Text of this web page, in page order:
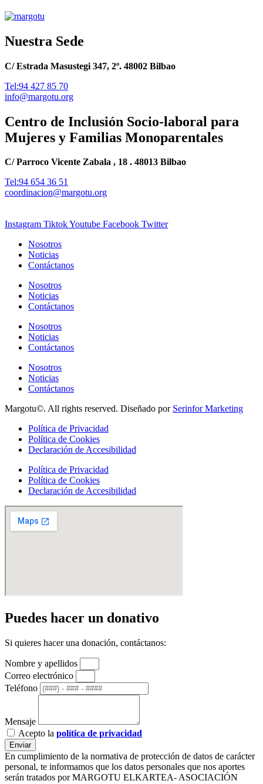
Nuestra Sede
C/ Estrada Masustegi 347, 2º. 48002 Bilbao
Tel:94 427 85 70
info@margotu.org
Centro de Inclusión Socio-laboral para
Mujeres y Familias Monoparentales
C/ Parroco Vicente Zabala , 18 . 48013 Bilbao
Tel:94 654 36 51
coordinacion@margotu.org
Instagram TiktokYoutube Facebook Twitter
Nosotros
Noticias
Contáctanos
Nosotros
Noticias
Contáctanos
Nosotros
Noticias
Contáctanos
Nosotros
Noticias
Contáctanos
Margotu©. All rights reserved. Diseñado por Serinfor Marketing
Política de Privacidad
Política de Cookies
Declaración de Accesibilidad
Política de Privacidad
Política de Cookies
Declaración de Accesibilidad
Puedes hacer un donativo
Si quieres hacer una donación, contáctanos:
Nombre y apellidos
Correo electrónico
Teléfono
Mensaje
Acepto la política de privacidad
Enviar
En cumplimiento de la normativa de protección de datos de carácter
personal, te informamos que los datos personales que nos aportes
serán tratados por MARGOTU ELKARTEA- ASOCIACIÓN